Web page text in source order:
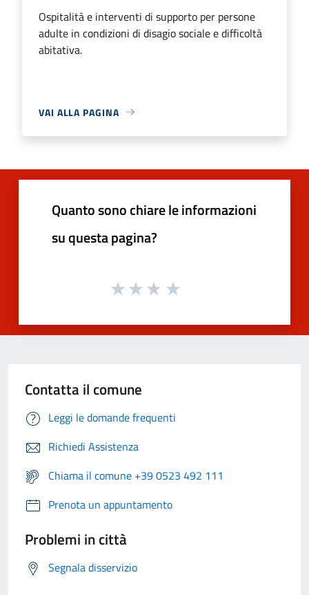
Ospitalità e interventi di supporto per persone
adulte in condizioni di disagio sociale e difficoltà
abitativa.
VAI ALLA PAGINA
Quanto sono chiare le informazioni
su questa pagina?
Contatta il comune
Leggi le domande frequenti
Richiedi Assistenza
Chiama il comune +39 0523 492 111
Prenota un appuntamento
Problemi in città
Segnala disservizio